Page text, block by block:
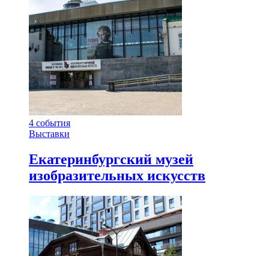
4 события
Выставки
Екатеринбургский музей
изобразительных искусств